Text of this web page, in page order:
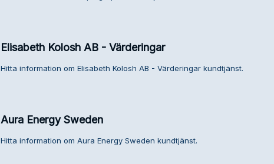
Elisabeth Kolosh AB - Värderingar
Hitta information om Elisabeth Kolosh AB - Värderingar kundtjänst.
Aura Energy Sweden
Hitta information om Aura Energy Sweden kundtjänst.